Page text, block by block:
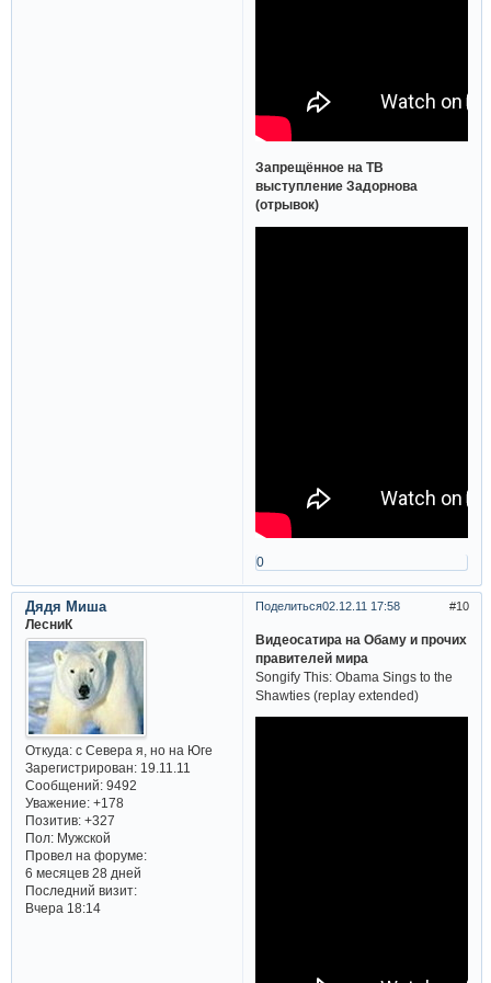
Запрещённое на ТВ
выступление Задорнова
(отрывок)
0
Поделиться 10
02.12.11 17:58
Дядя Миша
ЛесниК
Откуда:с Севера я, но на Юге
Зарегистрирован: 19.11.11
Сообщений:9492
Уважение: +178
Позитив: +327
Пол:Мужской
Провел на форуме:
6 месяцев 28 дней
Последний визит:
Вчера 18:14
Видеосатира на Обаму и прочих
правителей мира
Songify This: Obama Sings to the
Shawties (replay extended)